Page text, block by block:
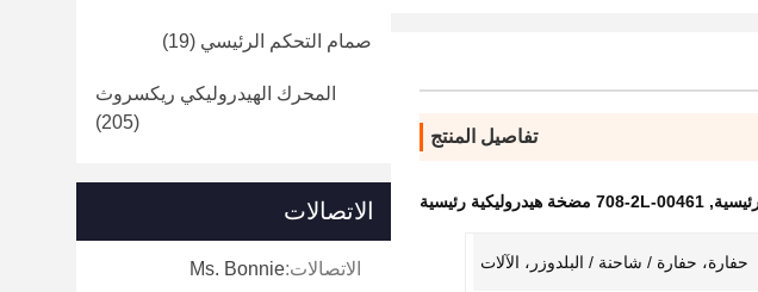
تفاصيل المنتج
, 708-2L-00461 مضخة هيدروليكية رئيسية
حفارة، حفارة / شاحنة / البلدوزر، الآلات
صمام التحكم الرئيسي (19)
المحرك الهيدروليكي ريكسروث
(205)
الاتصالات
الاتصالات:Ms. Bonnie